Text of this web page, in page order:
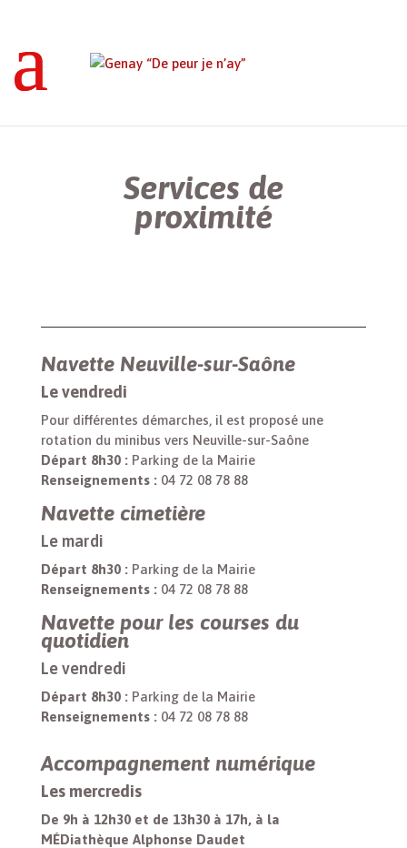
Services de
proximité
Navette Neuville-sur-Saône
Le vendredi
Pour différentes démarches, il est proposé une
rotation du minibus vers Neuville-sur-Saône
Départ 8h30 :Parking de la Mairie
Renseignements :04 72 08 78 88
Navette cimetière
Le mardi
Départ 8h30 :Parking de la Mairie
Renseignements :04 72 08 78 88
Navette pour les courses du
quotidien
Le vendredi
Départ 8h30 :Parking de la Mairie
Renseignements :04 72 08 78 88
Accompagnement numérique
Les mercredis
De 9h à 12h30 et de 13h30 à 17h, à la
MÉDiathèque Alphonse Daudet